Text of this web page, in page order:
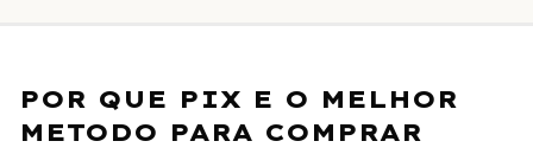
POR QUE PIX E O MELHOR
METODO PARA COMPRAR